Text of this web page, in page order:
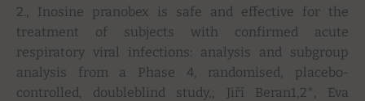
2., Inosine pranobex is safe and effective for the
treatment of subjects with confirmed acute
respiratory viral infections: analysis and subgroup
analysis from a Phase 4, randomised, placebo-
controlled, doubleblind study,; Jiří Beran1,2*, Eva